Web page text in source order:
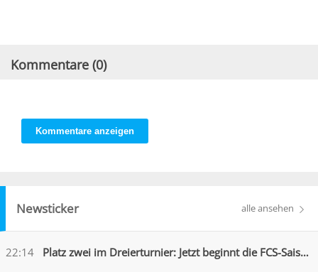
Kommentare (0)
Kommentare anzeigen
Newsticker alle ansehen
22:14 Platz zwei im Dreierturnier: Jetzt beginnt die FCS-Saison